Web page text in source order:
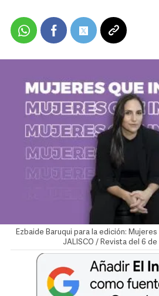
Ezbaide Baruqui para la edición: Mujeres
JALISCO / Revista del 6